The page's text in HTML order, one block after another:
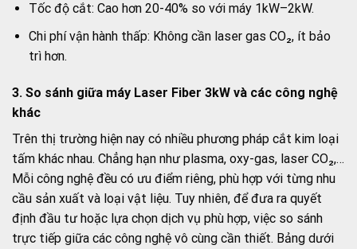
Tốc độ cắt: Cao hơn 20-40% so với máy 1kW–2kW.
Chi phí vận hành thấp: Không cần laser gas CO₂, ít bảo
trì hơn.
3. So sánh giữa máy Laser Fiber 3kW và các công nghệ
khác
Trên thị trường hiện nay có nhiều phương pháp cắt kim loại
tấm khác nhau. Chẳng hạn như plasma, oxy-gas, laser CO₂,…
Mỗi công nghệ đều có ưu điểm riêng, phù hợp với từng nhu
cầu sản xuất và loại vật liệu. Tuy nhiên, để đưa ra quyết
định đầu tư hoặc lựa chọn dịch vụ phù hợp, việc so sánh
trực tiếp giữa các công nghệ vô cùng cần thiết. Bảng dưới